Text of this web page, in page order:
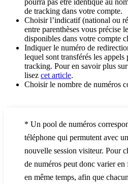
de tracking dans votre compte.
Choisir l’indicatif (national ou
entre parenthèses vous précise
disponibles dans votre compte
Indiquer le numéro de
lequel sont transférés les appels
tracking. Pour en savoir plus
lisez cet article.
Choisir le nombre de numéros
* Un pool de numéros
téléphone qui permutent avec
nouvelle session visiteur. Pour
de numéros peut donc varier
en même temps, afin que